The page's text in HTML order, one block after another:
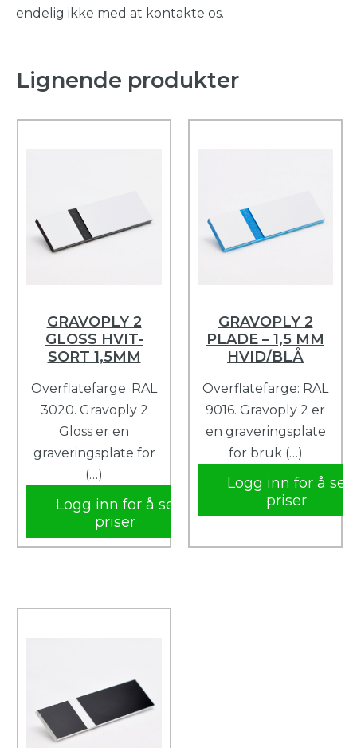
endelig ikke med at kontakte os.
Lignende produkter
GRAVOPLY 2
GLOSS HVIT-
SORT 1,5MM
Overflatefarge: RAL
3020. Gravoply 2
Gloss er en
graveringsplate for
(…)
Logg inn for å se
priser
GRAVOPLY 2
PLADE – 1,5 MM
HVID/BLÅ
Overflatefarge: RAL
9016. Gravoply 2 er
en graveringsplate
for bruk (…)
Logg inn for å se
priser